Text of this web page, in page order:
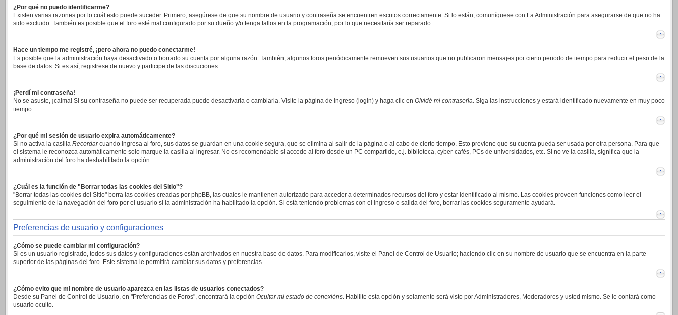
¿Por qué no puedo identificarme?
Existen varias razones por lo cuál esto puede suceder. Primero, asegúrese de que su nombre de usuario y contraseña se encuentren escritos correctamente. Si lo están, comuníquese con La Administración para asegurarse de que no ha
sido excluido. También es posible que el foro esté mal configurado por su dueño y/o tenga fallos en la programación, por lo que necesitaría ser reparado.
Hace un tiempo me registré, ¡pero ahora no puedo conectarme!
Es posible que la administración haya desactivado o borrado su cuenta por alguna razón. También, algunos foros periódicamente remueven sus usuarios que no publicaron mensajes por cierto periodo de tiempo para reducir el peso de la
base de datos. Si es así, registrese de nuevo y participe de las discuciones.
¡Perdí mi contraseña!
No se asuste, ¡calma! Si su contraseña no puede ser recuperada puede desactivarla o cambiarla. Visite la página de ingreso (login) y haga clic en Olvidé mi contraseña. Siga las instrucciones y estará identificado nuevamente en muy poco
tiempo.
¿Por qué mi sesión de usuario expira automáticamente?
Si no activa la casilla Recordarcuando ingresa al foro, sus datos se guardan en una cookie segura, que se elimina al salir de la página o al cabo de cierto tiempo. Esto previene que su cuenta pueda ser usada por otra persona. Para que
el sistema le reconozca automáticamente solo marque la casilla al ingresar. No es recomendable si accede al foro desde un PC compartido, e.j. biblioteca, cyber-cafés, PCs de universidades, etc. Si no ve la casilla, significa que la
administración del foro ha deshabilitado la opción.
¿Cuál es la función de "Borrar todas las cookies del Sitio"?
"Borrar todas las cookies del Sitio" borra las cookies creadas por phpBB, las cuales le mantienen autorizado para acceder a determinados recursos del foro y estar identificado al mismo. Las cookies proveen funciones como leer el
seguimiento de la navegación del foro por el usuario si la administración ha habilitado la opción. Si está teniendo problemas con el ingreso o salida del foro, borrar las cookies seguramente ayudará.
Preferencias de usuario y configuraciones
¿Cómo se puede cambiar mi configuración?
Si es un usuario registrado, todos sus datos y configuraciones están archivados en nuestra base de datos. Para modificarlos, visite el Panel de Control de Usuario; haciendo clic en su nombre de usuario que se encuentra en la parte
superior de las páginas del foro. Este sistema le permitirá cambiar sus datos y preferencias.
¿Cómo evito que mi nombre de usuario aparezca en las listas de usuarios conectados?
Desde su Panel de Control de Usuario, en "Preferencias de Foros", encontrará la opción Ocultar mi estado de conexións. Habilite esta opción y solamente será visto por Administradores, Moderadores y usted mismo. Se le contará como
usuario oculto.